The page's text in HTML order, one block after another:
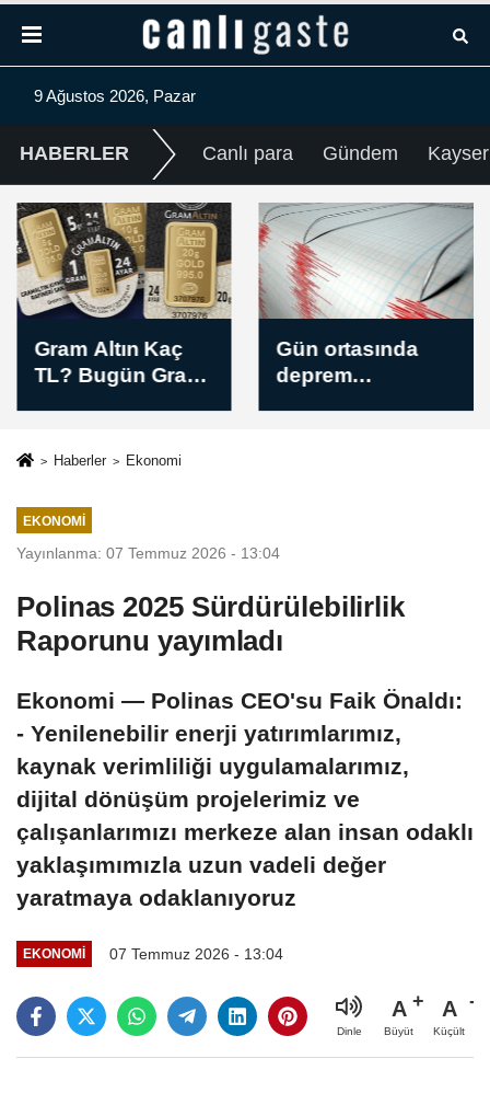
9 Ağustos 2026, Pazar
HABERLER Canlı para Gündem
Gram Altın Kaç
TL? Bugün Gram
2026)
Gün ortasında
deprem
Haberler Ekonomi
EKONOMI
Yayınlanma: 07 Temmuz 2026 - 13:04
Polinas 2025 Sürdürülebilirlik
Raporunu yayımladı
Ekonomi — Polinas CEO'su Faik Önaldı:
- Yenilenebilir enerji yatırımlarımız,
kaynak verimliliği uygulamalarımız,
dijital dönüşüm projelerimiz ve
çalışanlarımızı merkeze alan insan odaklı
yaklaşımımızla uzun vadeli değer
yaratmaya odaklanıyoruz
EKONOMI 07 Temmuz 2026 - 13:04
Dinle
A
Büyüt
A
Küçült